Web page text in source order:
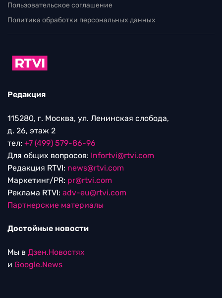
Пользовательское соглашение
Политика обработки персональных данных
Редакция
115280, г. Москва, ул. Ленинская слобода,
д. 26, этаж 2
тел: +7 (499) 579-86-96
Для общих вопросов: Infortvi@rtvi.com
Редакция RTVI: news@rtvi.com
Маркетинг/PR: pr@rtvi.com
Реклама RTVI: adv-eu@rtvi.com
Партнерские материалы
Достойные новости
Мы в Дзен.Новостях
и Google.News